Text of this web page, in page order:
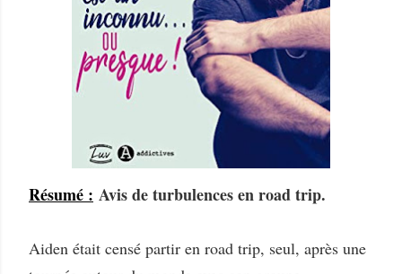
Résumé : Avis de turbulences en road trip.
Aiden était censé partir en road trip, seul, après une